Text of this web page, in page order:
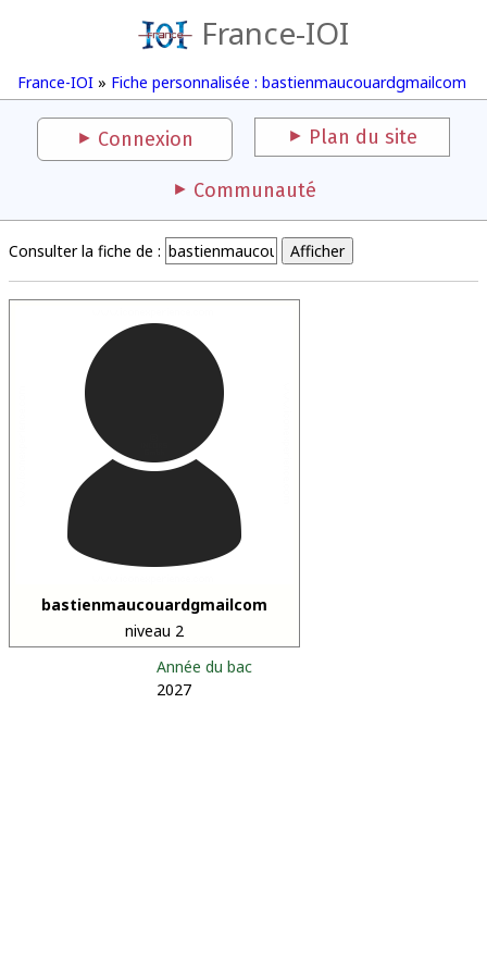
France-IOI
France-IOI » Fiche personnalisée : bastienmaucouardgmailcom
Connexion Plan du site
Communauté
Consulter la fiche de :
bastienmaucouardgmailcom
niveau 2
Année du bac
2027